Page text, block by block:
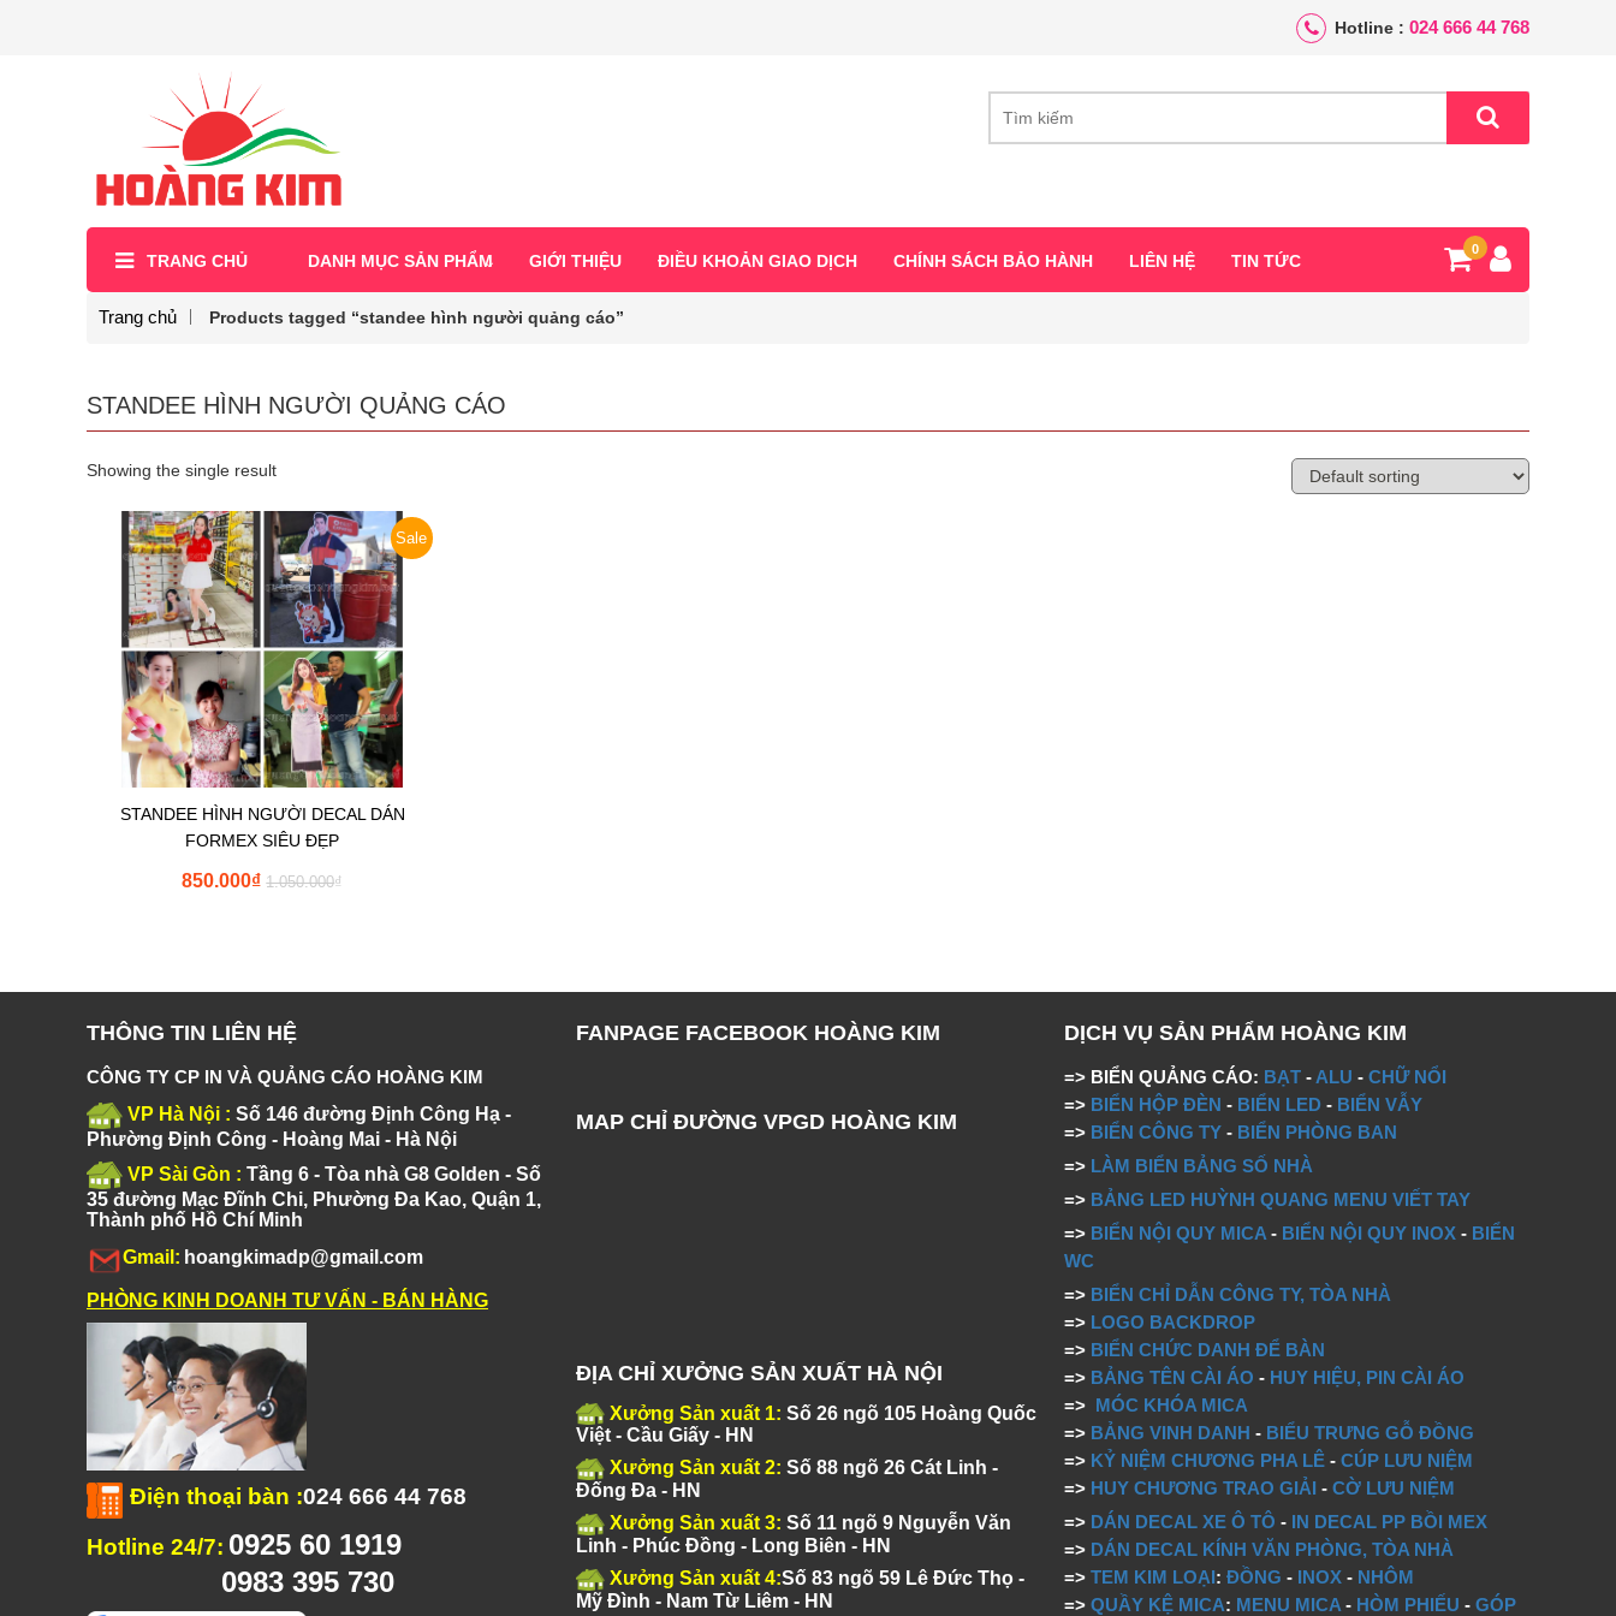
Hotline : 024 666 44 768
TRANG CHỦ DANH MỤC SẢN PHẨM GIỚI THIỆU ĐIỀU KHOẢN GIAO DỊCH CHÍNH SÁCH BẢO HÀNH LIÊN HỆ TIN TỨC
0
Trang chủ Products tagged “standee hình người quảng cáo”
STANDEE HÌNH NGƯỜI QUẢNG CÁO
Showing the single result
Sale
STANDEE HÌNH NGƯỜI DECAL DÁN
FORMEX SIÊU ĐẸP
₫
1.050.000
₫
850.000
THÔNG TIN LIÊN HỆ
CÔNG TY CP IN VÀ QUẢNG CÁO HOÀNG KIM
VP Hà Nội : Số 146 đường Định Công Hạ -
Phường Định Công - Hoàng Mai - Hà Nội
VP Sài Gòn : Tầng 6 - Tòa nhà G8 Golden - Số
35 đường Mạc Đĩnh Chi, Phường Đa Kao, Quận 1,
Thành phố Hồ Chí Minh
Gmail: hoangkimadp@gmail.com
PHÒNG KINH DOANH TƯ VẤN - BÁN HÀNG
Điện thoại bàn :024 666 44 768
Hotline 24/7: 0925 60 1919
0983 395 730
FANPAGE FACEBOOK HOÀNG KIM
MAP CHỈ ĐƯỜNG VPGD HOÀNG KIM
ĐỊA CHỈ XƯỞNG SẢN XUẤT HÀ NỘI
Xưởng Sản xuất 1: Số 26 ngõ 105 Hoàng Quốc
Việt - Cầu Giấy - HN
Xưởng Sản xuất 2: Số 88 ngõ 26 Cát Linh -
Đống Đa - HN
Xưởng Sản xuất 3: Số 11 ngõ 9 Nguyễn Văn
Linh - Phúc Đồng - Long Biên - HN
Xưởng Sản xuất 4:Số 83 ngõ 59 Lê Đức Thọ -
Mỹ Đình - Nam Từ Liêm - HN
DỊCH VỤ SẢN PHẨM HOÀNG KIM
=> BIỂN QUẢNG CÁO: BẠT - ALU -CHỮ NỔI
=> BIỂN HỘP ĐÈN - BIỂN LED - BIỂN VẪY
=> BIỂN CÔNG TY - BIỂN PHÒNG BAN
=> LÀM BIỂN BẢNG SỐ NHÀ
=> BẢNG LED HUỲNH QUANG MENU VIẾT TAY
=> BIỂN NỘI QUY MICA - BIỂN NỘI QUY INOX - BIỂN
WC
=> BIỂN CHỈ DẪN CÔNG TY, TÒA NHÀ
=> LOGO BACKDROP
=> BIỂN CHỨC DANH ĐỂ BÀN
=> BẢNG TÊN CÀI ÁO - HUY HIỆU, PIN CÀI ÁO
=> MÓC KHÓA MICA
=> BẢNG VINH DANH - BIỂU TRƯNG GỖ ĐỒNG
=> KỶ NIỆM CHƯƠNG PHA LÊ -CÚP LƯU NIỆM
=> HUY CHƯƠNG TRAO GIẢI -CỜ LƯU NIỆM
=> DÁN DECAL XE Ô TÔ - IN DECAL PP BỒI MEX
=> DÁN DECAL KÍNH VĂN PHÒNG, TÒA NHÀ
=>TEM KIM LOẠI:ĐỒNG - INOX - NHÔM
=>QUẦY KỆ MICA: MENU MICA - HÒM PHIẾU -GÓP